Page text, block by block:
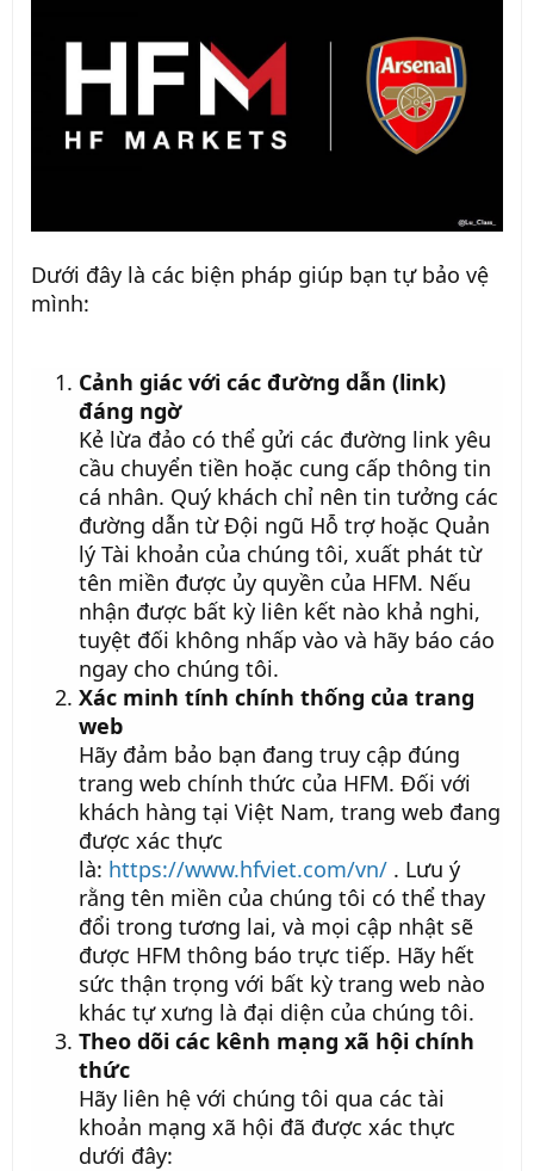
Dưới đây là các biện pháp giúp bạn tự bảo vệ
mình:
Cảnh giác với các đường dẫn (link)
đáng ngờ
Kẻ lừa đảo có thể gửi các đường link yêu
cầu chuyển tiền hoặc cung cấp thông tin
cá nhân. Quý khách chỉ nên tin tưởng các
đường dẫn từ Đội ngũ Hỗ trợ hoặc Quản
lý Tài khoản của chúng tôi, xuất phát từ
tên miền được ủy quyền của HFM. Nếu
nhận được bất kỳ liên kết nào khả nghi,
tuyệt đối không nhấp vào và hãy báo cáo
ngay cho chúng tôi.
Xác minh tính chính thống của trang
web
Hãy đảm bảo bạn đang truy cập đúng
trang web chính thức của HFM. Đối với
khách hàng tại Việt Nam, trang web đang
được xác thực
là: https://www.hfviet.com/vn/ . Lưu ý
rằng tên miền của chúng tôi có thể thay
đổi trong tương lai, và mọi cập nhật sẽ
được HFM thông báo trực tiếp. Hãy hết
sức thận trọng với bất kỳ trang web nào
khác tự xưng là đại diện của chúng tôi.
Theo dõi các kênh mạng xã hội chính
thức
Hãy liên hệ với chúng tôi qua các tài
khoản mạng xã hội đã được xác thực
dưới đây: